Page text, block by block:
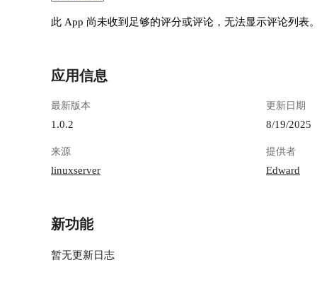
此 App 尚未收到足够的评分或评论，无法显示评论列表
应用信息
最新版本
1.0.2
更新日期
8/19/2025
来源
linuxserver
提供者
Edward
新功能
暂无更新日志